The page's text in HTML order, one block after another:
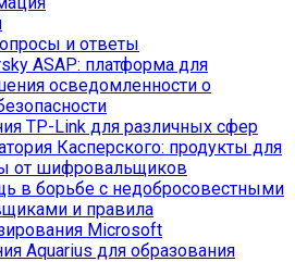
и ответы
ASAP: платформа для
осведомленности о
TP-Link для различных сфер
Касперского: продукты для
от шифровальщиков
в борьбе с недобросовестными
и правила
Microsoft
Aquarius для образования